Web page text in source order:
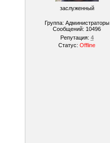
заслуженный
Группа: Администраторы
Сообщений: 10496
Репутация: 4
Статус: Offline